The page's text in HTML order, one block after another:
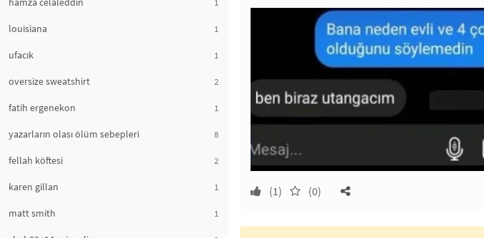
louisiana 1
ufacık 1
oversize sweatshirt 2
fatih ergenekon 1
yazarların olası ölüm sebepleri 8
fellah köftesi 2
karen gillan 1
matt smith 1
(1) (0)